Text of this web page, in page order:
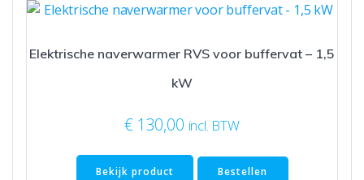
Elektrische naverwarmer RVS voor buffervat – 1,5
kW
€ 130,00 incl. BTW
Bekijk product Bestellen